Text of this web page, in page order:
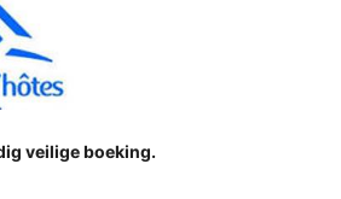
veilige boeking.